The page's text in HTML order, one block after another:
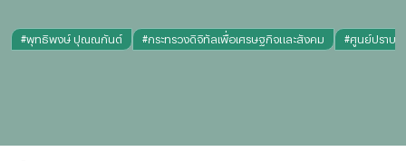
#พุทธิพงษ์ ปุณณกันต์ #กระทรวงดิจิทัลเพื่อเศรษฐกิจและสังคม #ศูนย์ปราบข่